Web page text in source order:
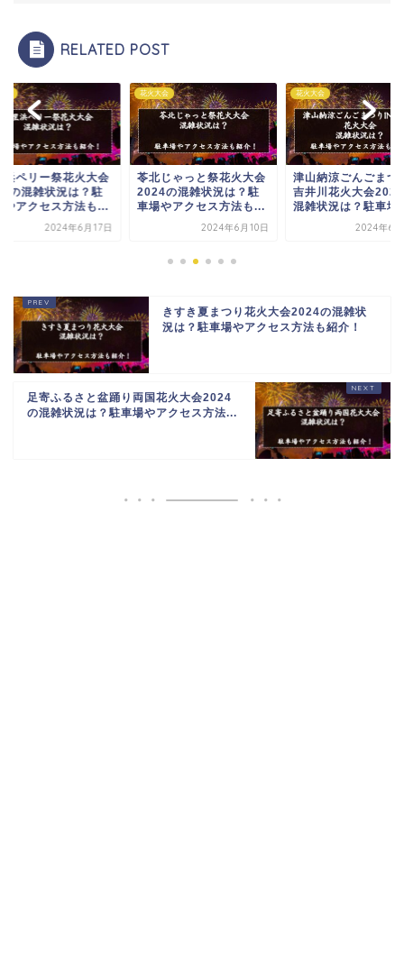
RELATED POST
じゃっと祭花火大会
の混雑状況は？駐
やアクセス方法も...
2024年6月10日
花火大会
津山納涼ごんごまつりIN
吉井川花火大会2024の
混雑状況は？駐車場...
2024年6月24日
花火大会
山武市サマーカーニ
花火大会2024の混
況は？駐車場やアク
2024年6
きすき夏まつり花火大会2024の混雑状
況は？駐車場やアクセス方法も紹介！
足寄ふるさと盆踊り両国花火大会2024
の混雑状況は？駐車場やアクセス方法...